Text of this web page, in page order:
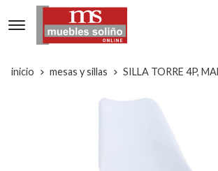
inicio mesas y sillas SILLA TORRE 4P,